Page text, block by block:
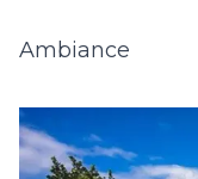
Ambiance